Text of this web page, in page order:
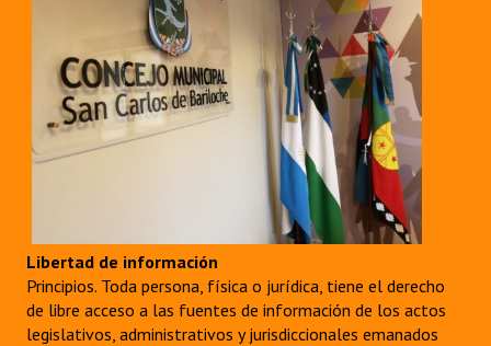
Libertad de información
Principios. Toda persona, física o jurídica, tiene el derecho
de libre acceso a las fuentes de información de los actos
legislativos, administrativos y jurisdiccionales emanados